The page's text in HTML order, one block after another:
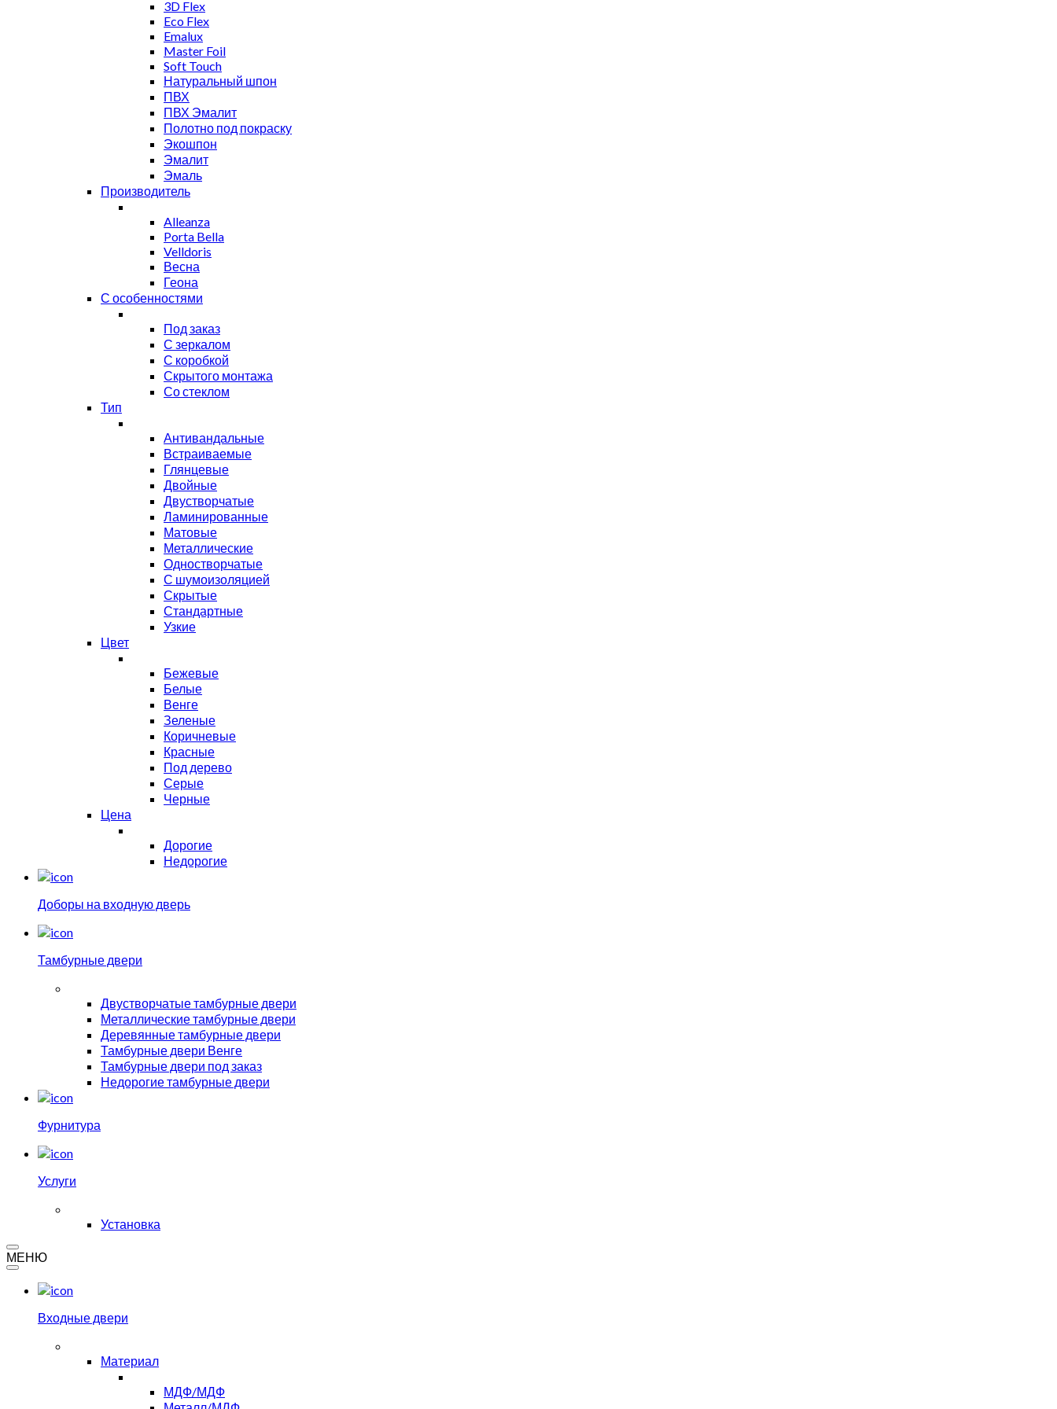
3D Flex
Eco Flex
Emalux
Master Foil
Soft Touch
Натуральный шпон
ПВХ
ПВХ Эмалит
Полотно под покраску
Экошпон
Эмалит
Эмаль
Производитель
Alleanza
Porta Bella
Velldoris
Весна
Геона
С особенностями
Под заказ
С зеркалом
С коробкой
Скрытого монтажа
Со стеклом
Тип
Антивандальные
Встраиваемые
Глянцевые
Двойные
Двустворчатые
Ламинированные
Матовые
Металлические
Одностворчатые
С шумоизоляцией
Скрытые
Стандартные
Узкие
Цвет
Бежевые
Белые
Венге
Зеленые
Коричневые
Красные
Под дерево
Серые
Черные
Цена
Дорогие
Недорогие
Доборы на входную дверь
Тамбурные двери
Двустворчатые тамбурные двери
Металлические тамбурные двери
Деревянные тамбурные двери
Тамбурные двери Венге
Тамбурные двери под заказ
Недорогие тамбурные двери
Фурнитура
Услуги
Установка
МЕНЮ
Входные двери
Материал
МДФ/МДФ